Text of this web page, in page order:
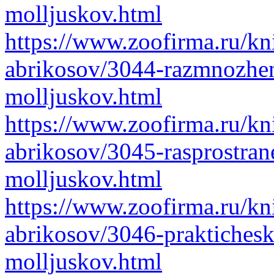
molljuskov.html
https://www.zoofirma.ru/
abrikosov/3044-
molljuskov.html
https://www.zoofirma.ru/
abrikosov/3045-
molljuskov.html
https://www.zoofirma.ru/
abrikosov/3046-
molljuskov.html